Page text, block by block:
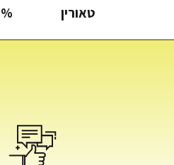
טאורין 0.12% (מינ')